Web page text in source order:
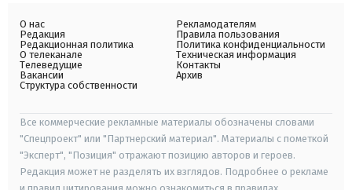
О нас
Редакция
Редакционная политика
О телеканале
Телеведущие
Вакансии
Структура собственности
Рекламодателям
Правила пользования
Политика конфиденциальности
Техническая информация
Контакты
Архив
Все коммерческие рекламные материалы обозначены словами
"Спецпроект" или "Партнерский материал". Материалы с пометкой
"Эксперт", "Позиция" отражают позицию авторов и героев.
Редакция может не разделять их взглядов. Подробнее о рекламе